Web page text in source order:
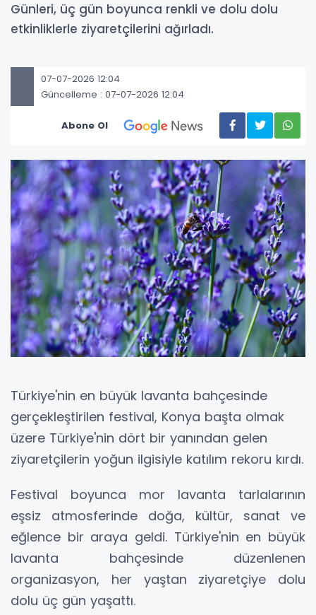
Günleri, üç gün boyunca renkli ve dolu dolu
etkinliklerle ziyaretçilerini ağırladı.
07-07-2026 12:04
Güncelleme : 07-07-2026 12:04
Abone Ol
Türkiye'nin en büyük lavanta bahçesinde
gerçekleştirilen festival, Konya başta olmak
üzere Türkiye'nin dört bir yanından gelen
ziyaretçilerin yoğun ilgisiyle katılım rekoru kırdı.
Festival boyunca mor lavanta tarlalarının
eşsiz atmosferinde doğa, kültür, sanat ve
eğlence bir araya geldi. Türkiye'nin en büyük
lavanta bahçesinde düzenlenen
organizasyon, her yaştan ziyaretçiye dolu
dolu üç gün yaşattı.